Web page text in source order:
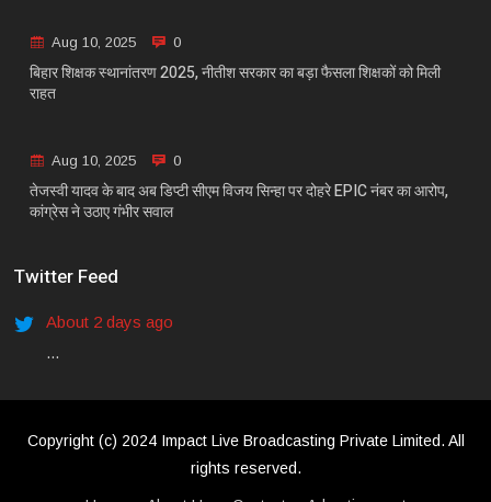
Aug 10, 2025 0
बिहार शिक्षक स्थानांतरण 2025, नीतीश सरकार का बड़ा फैसला शिक्षकों को मिली
राहत
Aug 10, 2025 0
तेजस्वी यादव के बाद अब डिप्टी सीएम विजय सिन्हा पर दोहरे EPIC नंबर का आरोप,
कांग्रेस ने उठाए गंभीर सवाल
Twitter Feed
About 2 days ago
...
Copyright (c) 2024 Impact Live Broadcasting Private Limited. All
rights reserved.